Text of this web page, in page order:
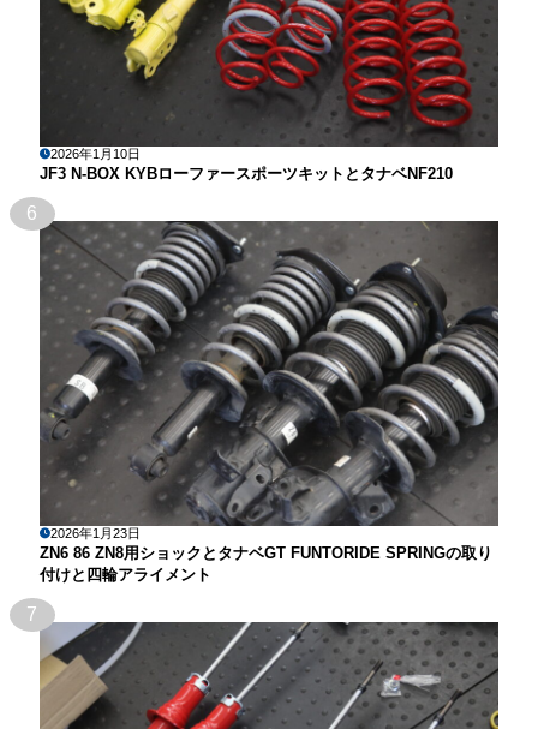
2026年1月10日
JF3 N-BOX KYBローファースポーツキットとタナベNF210
6
2026年1月23日
ZN6 86 ZN8用ショックとタナベGT FUNTORIDE SPRINGの取り
付けと四輪アライメント
7